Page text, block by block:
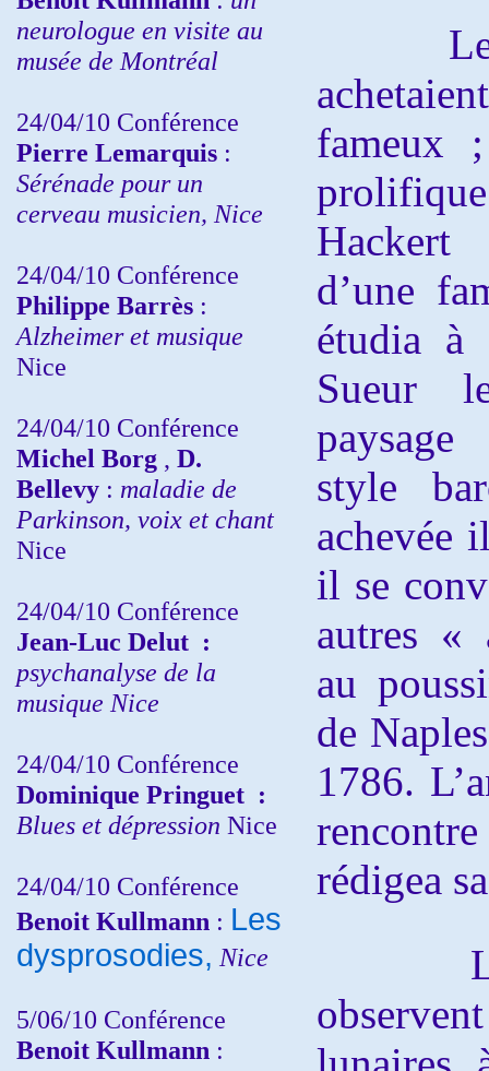
neurologue en visite au
musée de Montréal
24/04/10 Conférence
Pierre Lemarquis :
Sérénade pour un
cerveau musicien, Nice
24/04/10 Conférence
Philippe Barrès :
Alzheimer et musique
Nice
24/04/10 Conférence
Michel Borg , D.
Bellevy : maladie de
Parkinson, voix et chant
Nice
24/04/10 Conférence
Jean-Luc Delut :
psychanalyse de la
musique Nice
24/04/10 Conférence
Dominique Pringuet :
Blues et dépression Nice
24/04/10 Conférence
Benoit Kullmann : Les
dysprosodies, Nice
5/06/10 Conférence
Benoit Kullmann :
Les
fameux
d’une
étudia à
Sueur
style
achevée
il se
autres «
au
de
1786.
rédigea
Les